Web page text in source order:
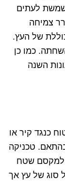
לעתים
צמיחה
של העץ.
כמו כן
השנה
כנגד קיר או
טכניקה
למקסם שטח
סוג של עץ אך